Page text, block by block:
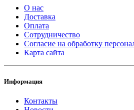
О нас
Доставка
Оплата
Сотрудничество
Согласие на обработку
Карта сайта
Информация
Контакты